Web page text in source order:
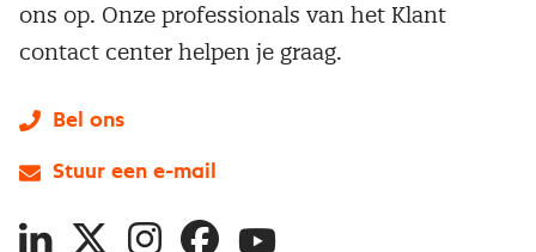
ons op. Onze professionals van het Klant
contact center helpen je graag.
Bel ons
Stuur een e-mail
LinkedIn
X InstagramFacebookYouTube